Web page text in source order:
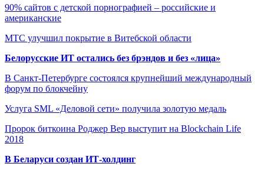
90% сайтов с детской порнографией – российские и
американские
МТС улучшил покрытие в Витебской области
Белорусские ИТ остались без брэндов и без «лица»
В Санкт-Петербурге состоялся крупнейший международный
форум по блокчейну
Услуга SML «Деловой сети» получила золотую медаль
Пророк биткоина Роджер Вер выступит на Blockchain Life
2018
В Беларуси создан ИТ-холдинг